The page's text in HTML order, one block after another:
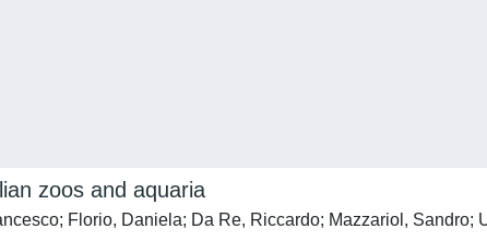
zoos and aquaria
Florio, Daniela; Da Re, Riccardo; Mazzariol, Sandro;